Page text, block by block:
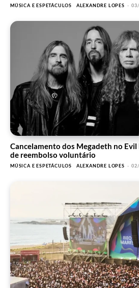
MÚSICA E ESPETÁCULOS ALEXANDRE LOPES -
Cancelamento dos Megadeth no
de reembolso voluntário
MÚSICA E ESPETÁCULOS ALEXANDRE LOPES -